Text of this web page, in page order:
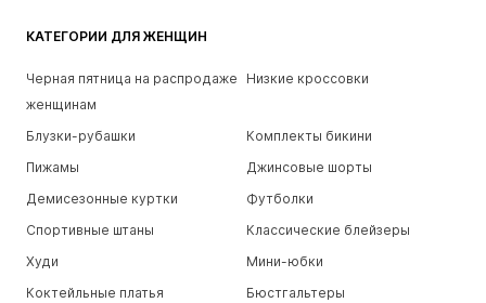
КАТЕГОРИИ ДЛЯ ЖЕНЩИН
Черная пятница на распродаже
женщинам
Низкие кроссовки
Блузки-рубашки
Комплекты бикини
Пижамы
Джинсовые шорты
Демисезонные куртки
Футболки
Спортивные штаны
Классические блейзеры
Худи
Мини-юбки
Коктейльные платья
Бюстгальтеры